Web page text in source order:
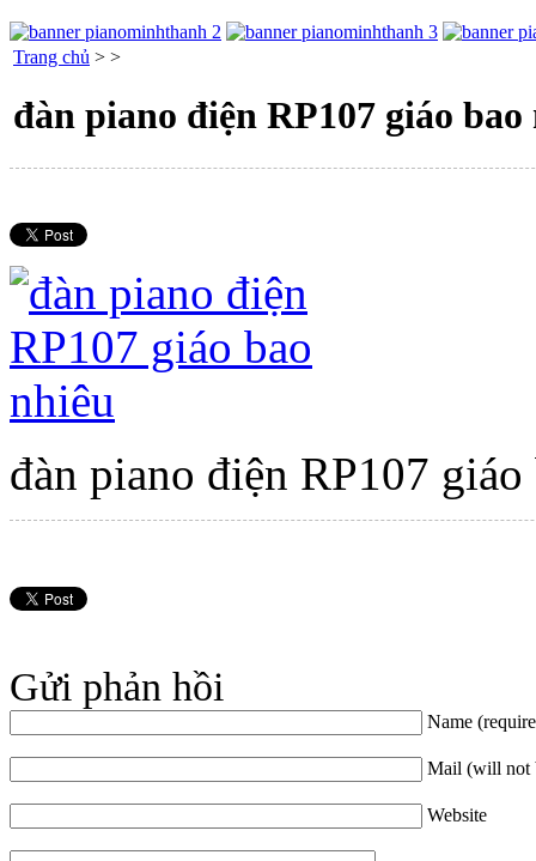
Trang chủ > >
đàn piano điện RP107 giáo bao
đàn piano điện RP107
Gửi phản hồi
Name
Mail (will not
Website